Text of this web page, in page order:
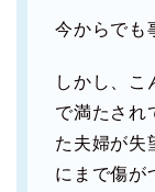
今からでも
しかし、こ
で満たさ
た夫婦が失
にまで傷が